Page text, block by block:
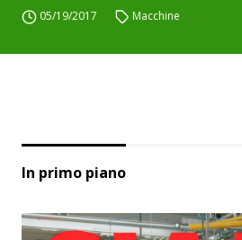
05/19/2017 Macchine
In primo piano